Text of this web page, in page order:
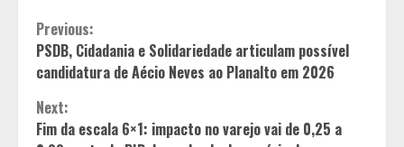
Continue
Reading
Previous:
PSDB, Cidadania e Solidariedade articulam possível
candidatura de Aécio Neves ao Planalto em 2026
Next:
Fim da escala 6×1: impacto no varejo vai de 0,25 a